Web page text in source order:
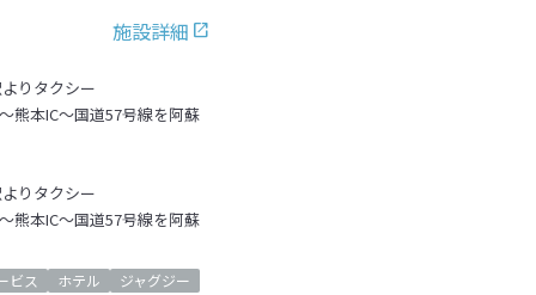
施設詳細
りタクシー
熊本IC～国道57号線を阿蘇
りタクシー
熊本IC～国道57号線を阿蘇
ビス ホテル ジャグジー